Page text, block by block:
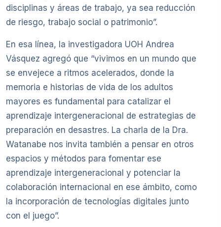
disciplinas y áreas de trabajo, ya sea reducción
de riesgo, trabajo social o patrimonio”.
En esa línea, la investigadora UOH Andrea
Vásquez agregó que “vivimos en un mundo que
se envejece a ritmos acelerados, donde la
memoria e historias de vida de los adultos
mayores es fundamental para catalizar el
aprendizaje intergeneracional de estrategias de
preparación en desastres. La charla de la Dra.
Watanabe nos invita también a pensar en otros
espacios y métodos para fomentar ese
aprendizaje intergeneracional y potenciar la
colaboración internacional en ese ámbito, como
la incorporación de tecnologías digitales junto
con el juego”.